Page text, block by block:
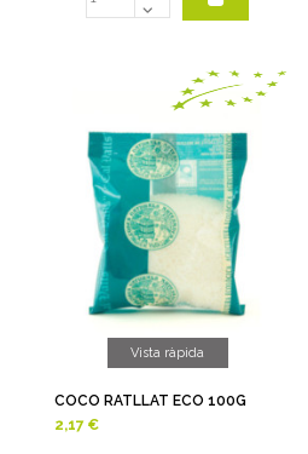
Vista ràpida
COCO RATLLAT ECO 100G
2,17 €